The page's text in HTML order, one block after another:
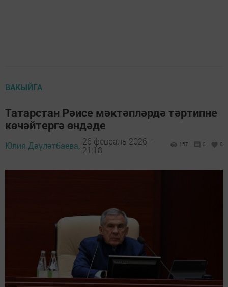
ВАКЫЙГА
Татарстан Рәисе мәктәпләрдә тәртипне
көчәйтергә өндәде
Юлия Дәүләтбаева, 26 февраль 2026 -
21:18
157 0 0